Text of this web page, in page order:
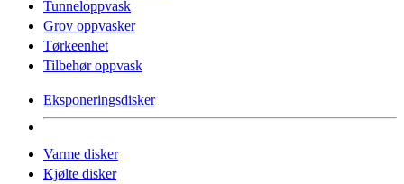
Tunneloppvask
Grov oppvasker
Tørkeenhet
Tilbehør oppvask
Eksponeringsdisker
Varme disker
Kjølte disker